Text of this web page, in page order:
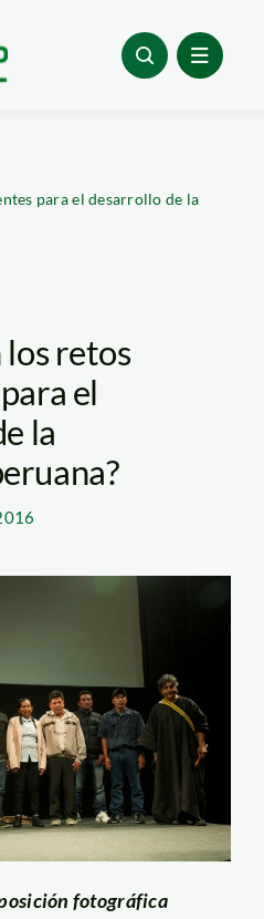
para el desarrollo de la
los retos
el
la
fotográfica